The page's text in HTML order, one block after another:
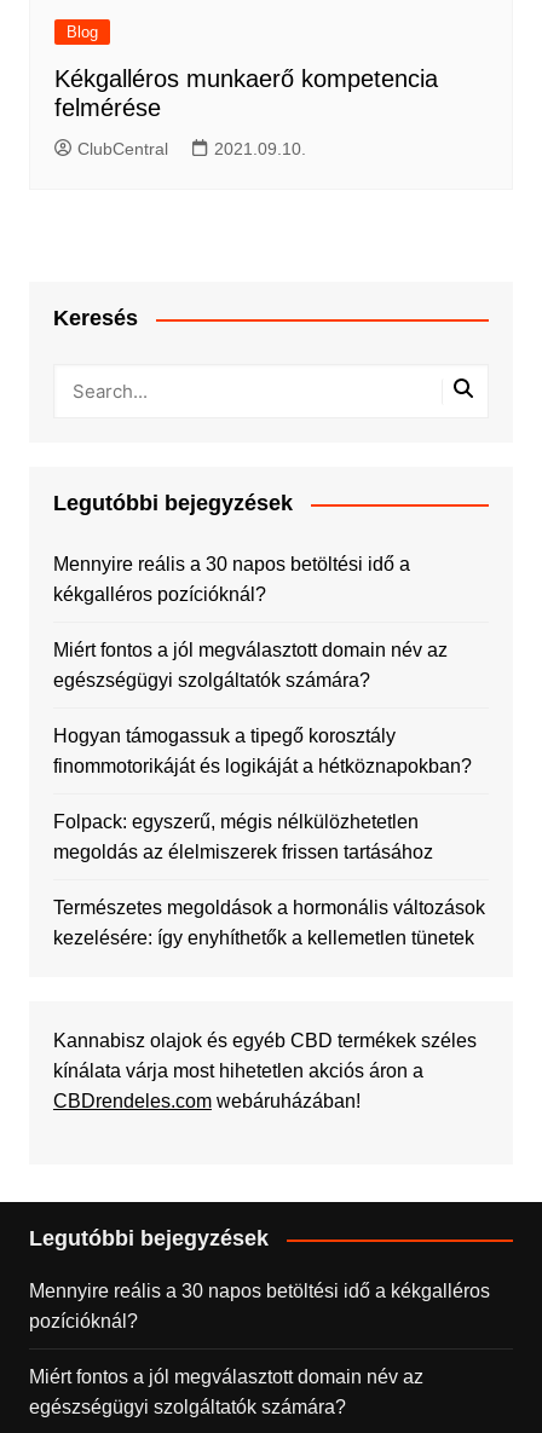
Blog
Kékgalléros munkaerő kompetencia
felmérése
ClubCentral 2021.09.10.
Keresés
Legutóbbi bejegyzések
Mennyire reális a 30 napos betöltési idő a
kékgalléros pozícióknál?
Miért fontos a jól megválasztott domain név az
egészségügyi szolgáltatók számára?
Hogyan támogassuk a tipegő korosztály
finommotorikáját és logikáját a hétköznapokban?
Folpack: egyszerű, mégis nélkülözhetetlen
megoldás az élelmiszerek frissen tartásához
Természetes megoldások a hormonális változások
kezelésére: így enyhíthetők a kellemetlen tünetek
Kannabisz olajok és egyéb CBD termékek széles
kínálata várja most hihetetlen akciós áron a
CBDrendeles.comwebáruházában!
Legutóbbi bejegyzések
Mennyire reális a 30 napos betöltési idő a kékgalléros
pozícióknál?
Miért fontos a jól megválasztott domain név az
egészségügyi szolgáltatók számára?